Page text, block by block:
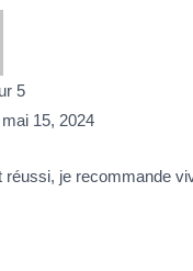
5
mai 15, 2024
réussi, je recommande